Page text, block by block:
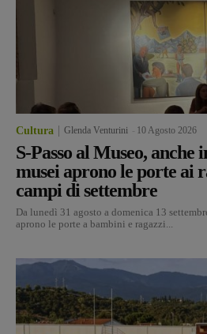
Cultura Glenda Venturini 10 Agosto 2026
S-Passo al Museo, anche
musei aprono le porte ai
campi di settembre
Da lunedì 31 agosto a domenica 13
aprono le porte a bambini e ragazzi...